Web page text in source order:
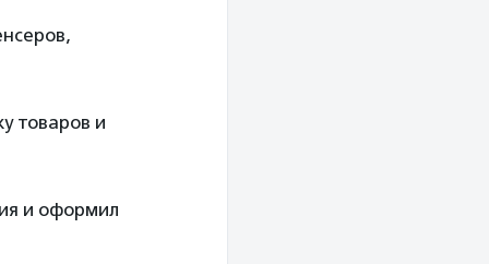
товаров и
и оформил